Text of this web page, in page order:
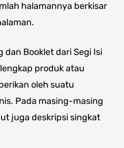
halamannya berkisar
dan Booklet dari Segi Isi
produk atau
oleh suatu
Pada masing-masing
juga deskripsi singkat